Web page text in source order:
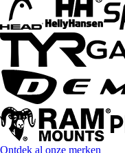
Ontdek al onze merken